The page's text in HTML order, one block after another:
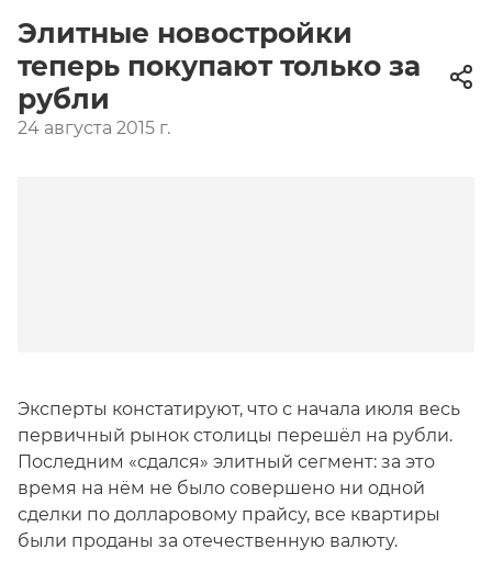
Элитные новостройки
теперь покупают только за
рубли
24 августа 2015 г.
Эксперты констатируют, что с начала июля весь
первичный рынок столицы перешёл на рубли.
Последним «сдался» элитный сегмент: за это
время на нём не было совершено ни одной
сделки по долларовому прайсу, все квартиры
были проданы за отечественную валюту.